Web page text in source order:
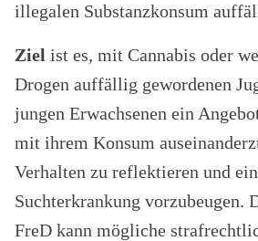
illegalen Substanzkonsum
Ziel ist es, mit Cannabis oder
Drogen auffällig gewordenen
jungen Erwachsenen ein
mit ihrem Konsum
Verhalten zu reflektieren und
Suchterkrankung vorzubeugen.
FreD kann mögliche